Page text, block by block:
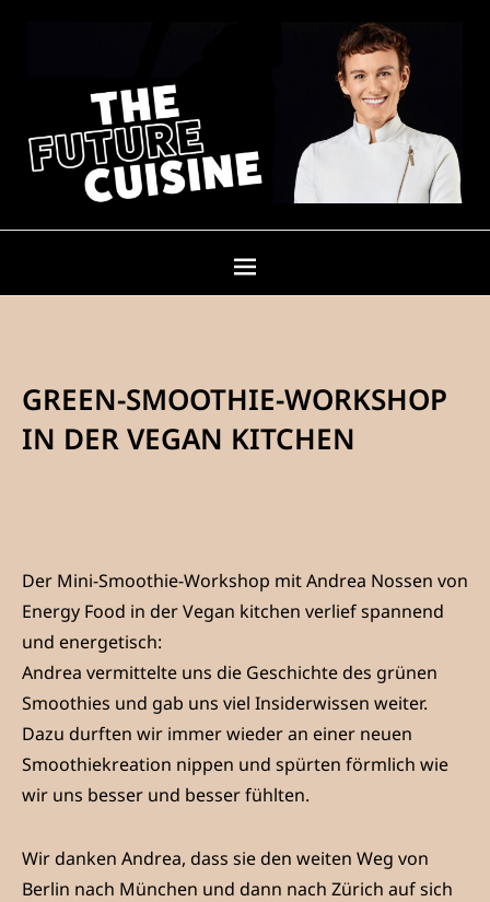
GREEN-SMOOTHIE-WORKSHOP
IN DER VEGAN KITCHEN
Der Mini-Smoothie-Workshop mit Andrea Nossen von
Energy Food in der Vegan kitchen verlief spannend
und energetisch:
Andrea vermittelte uns die Geschichte des grünen
Smoothies und gab uns viel Insiderwissen weiter.
Dazu durften wir immer wieder an einer neuen
Smoothiekreation nippen und spürten förmlich wie
wir uns besser und besser fühlten.
Wir danken Andrea, dass sie den weiten Weg von
Berlin nach München und dann nach Zürich auf sich